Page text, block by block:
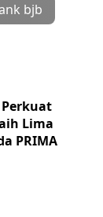
bjb
Lima
PRIMA